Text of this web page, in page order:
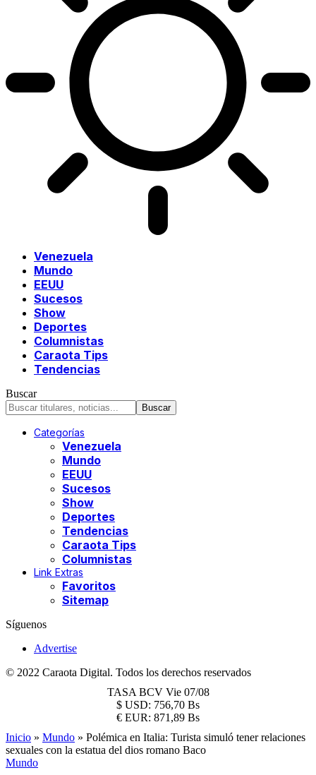
Venezuela
Mundo
EEUU
Sucesos
Show
Deportes
Columnistas
Caraota Tips
Tendencias
Buscar
Categorías
Venezuela
Mundo
EEUU
Sucesos
Show
Deportes
Tendencias
Caraota Tips
Columnistas
Link Extras
Favoritos
Sitemap
Síguenos
Advertise
© 2022 Caraota Digital. Todos los derechos reservados
TASA BCV Vie 07/08
$ USD: 756,70 Bs
€ EUR: 871,89 Bs
Inicio » Mundo » Polémica en Italia: Turista simuló tener relaciones
sexuales con la estatua del dios romano Baco
Mundo